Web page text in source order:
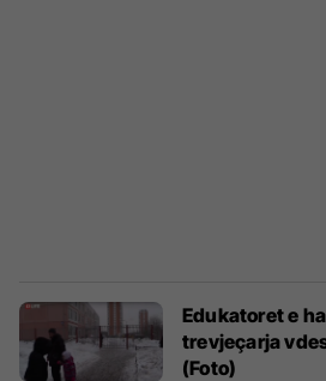
Edukatoret e
trevjeçarja
(Foto)